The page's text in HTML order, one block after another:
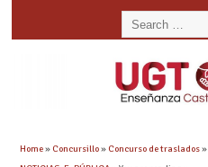
Home» Concursillo» Concurso de traslados»